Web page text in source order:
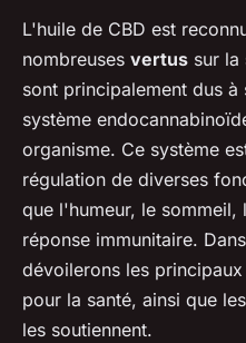
L'huile de CBD est
nombreuses vertus sur la
sont principalement dus
système
organisme. Ce système
régulation de diverses
que l'humeur, le
réponse immunitaire.
dévoilerons les
pour la santé, ainsi que
les soutiennent.